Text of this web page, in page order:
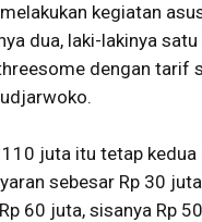
kegiatan
dua, laki-lakinya
dengan tarif
110 juta itu tetap kedua
sebesar Rp 30
60 juta, sisanya Rp